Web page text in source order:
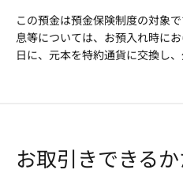
この預金は預金保険制度の対象
息等については、お預入れ時に
日に、元本を特約通貨に交換し
お取引きできる